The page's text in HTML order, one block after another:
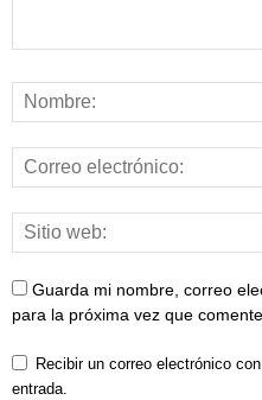
Guarda mi nombre, correo
para la próxima vez que
Recibir un correo electrónico
entrada.